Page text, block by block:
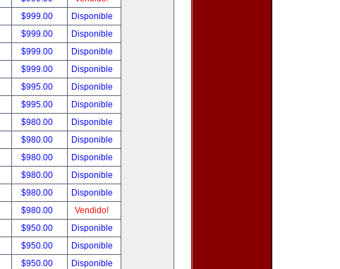
$999.00
Disponible
$999.00
Disponible
$999.00
Disponible
$999.00
Disponible
$995.00
Disponible
$995.00
Disponible
$980.00
Disponible
$980.00
Disponible
$980.00
Disponible
$980.00
Disponible
$980.00
Disponible
$980.00
Vendido!
$950.00
Disponible
$950.00
Disponible
$950.00
Disponible